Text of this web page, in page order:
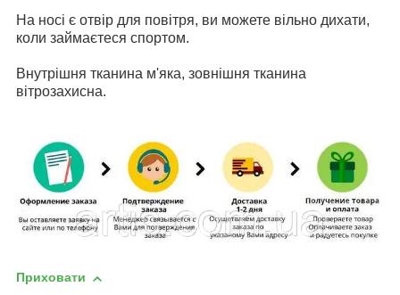
На носі є отвір для повітря, ви можете вільно дихати,
коли займаєтеся спортом.
Внутрішня тканина м'яка, зовнішня тканина
вітрозахисна.
Приховати